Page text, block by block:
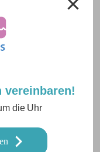
vereinbaren!
die Uhr